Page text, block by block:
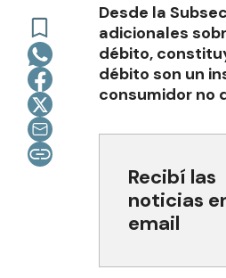
Desde la
adicionales
débito,
débito son un
consumidor no
Recibí las
noticias
email